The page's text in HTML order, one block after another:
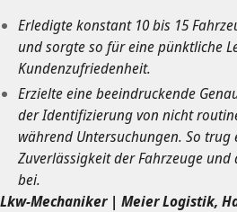
Erledigte konstant 10 bis 15
und sorgte so für eine pünktliche
Kundenzufriedenheit.
Erzielte eine beeindruckende
der Identifizierung von nicht
während Untersuchungen. So trug
Zuverlässigkeit der Fahrzeuge
bei.
Lkw-Mechaniker | Meier Logistik,